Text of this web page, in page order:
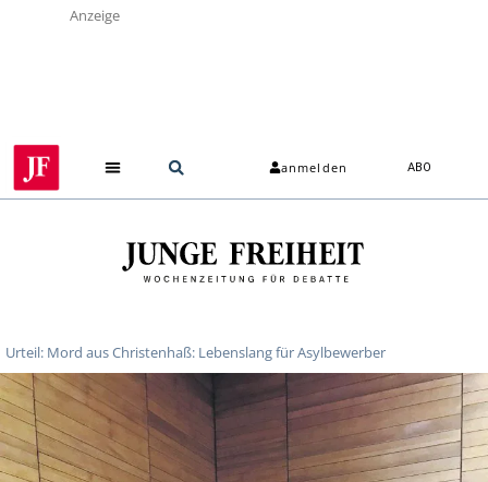
Anzeige
anmelden ABO
Urteil: Mord aus Christenhaß: Lebenslang für Asylbewerber